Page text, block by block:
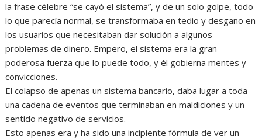
la frase célebre “se cayó el sistema”, y de un solo golpe, todo
lo que parecía normal, se transformaba en tedio y desgano en
los usuarios que necesitaban dar solución a algunos
problemas de dinero. Empero, el sistema era la gran
poderosa fuerza que lo puede todo, y él gobierna mentes y
convicciones.
El colapso de apenas un sistema bancario, daba lugar a toda
una cadena de eventos que terminaban en maldiciones y un
sentido negativo de servicios.
Esto apenas era y ha sido una incipiente fórmula de ver un